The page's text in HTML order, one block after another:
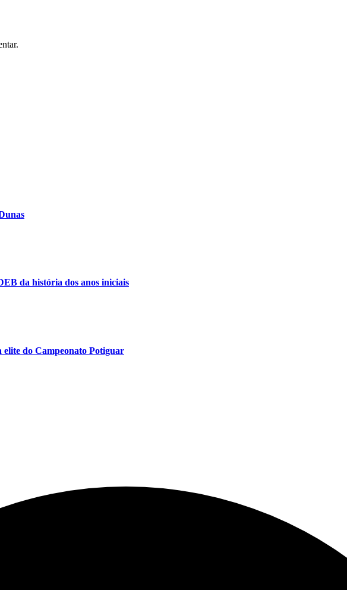
da história dos anos iniciais
do Campeonato Potiguar